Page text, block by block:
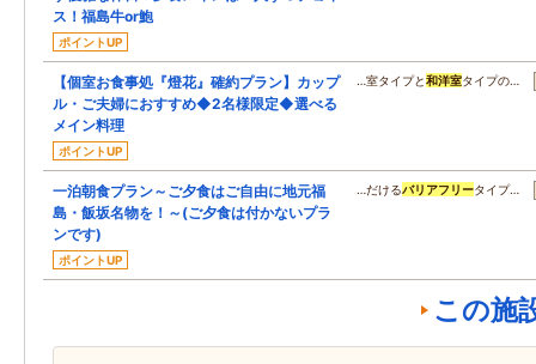
ス！福島牛or鮑
ポイントUP
【個室お食事処『燈花』確約プラン】カップ
ル・ご夫婦におすすめ◆2名様限定◆選べる
メイン料理
ポイントUP
…室タイプと和洋室タイプの…
一泊朝食プラン～ご夕食はご自由に地元福
島・飯坂名物を！～(ご夕食は付かないプラ
ンです)
ポイントUP
…だけるバリアフリータイプ…
この施